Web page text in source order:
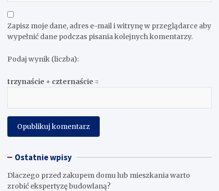
Zapisz moje dane, adres e-mail i witrynę w przeglądarce aby
wypełnić dane podczas pisania kolejnych komentarzy.
Podaj wynik (liczba):
trzynaście + czternaście =
Ostatnie wpisy
Dlaczego przed zakupem domu lub mieszkania warto
zrobić ekspertyzę budowlaną?